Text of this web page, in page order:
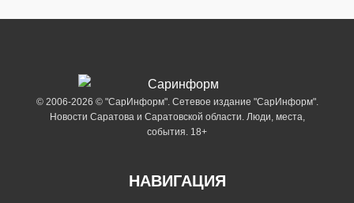
© 2006-2026 © "СарИнформ". Сетевое издание "СарИнформ".
Новости Саратова и Саратовской области. Люди, места,
события. 18+
НАВИГАЦИЯ